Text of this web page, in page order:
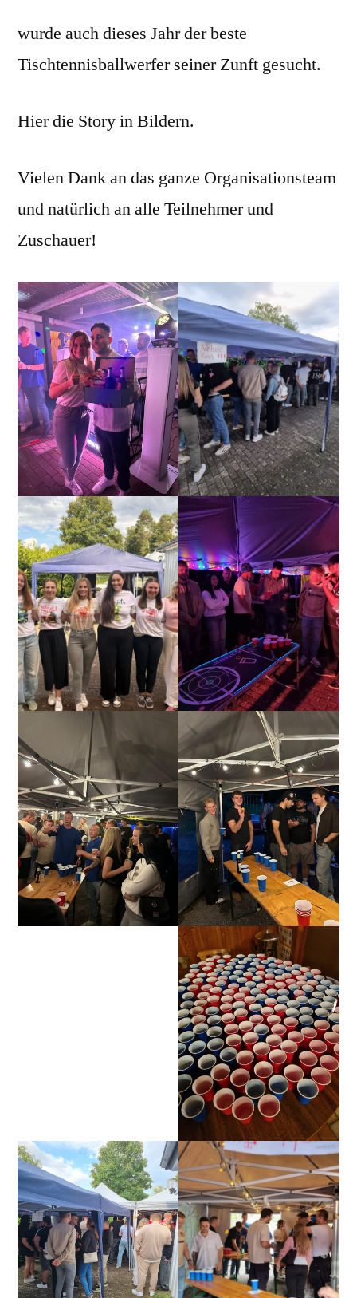
wurde auch dieses Jahr der beste
Tischtennisballwerfer seiner Zunft gesucht.
Hier die Story in Bildern.
Vielen Dank an das ganze Organisationsteam
und natürlich an alle Teilnehmer und
Zuschauer!